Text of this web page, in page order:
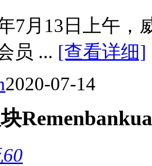
7月13日上午，
员 ... [查看详细]
2020-07-14
Remen
60